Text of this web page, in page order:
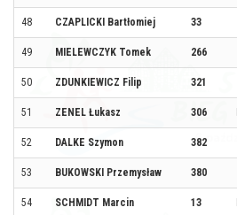
48 CZAPLICKI Bartłomiej 33
49 MIELEWCZYK Tomek 266
50 ZDUNKIEWICZ Filip 321
51 ZENEL Łukasz 306
52 DALKE Szymon 382
53 BUKOWSKI Przemysław 380
54 SCHMIDT Marcin 13